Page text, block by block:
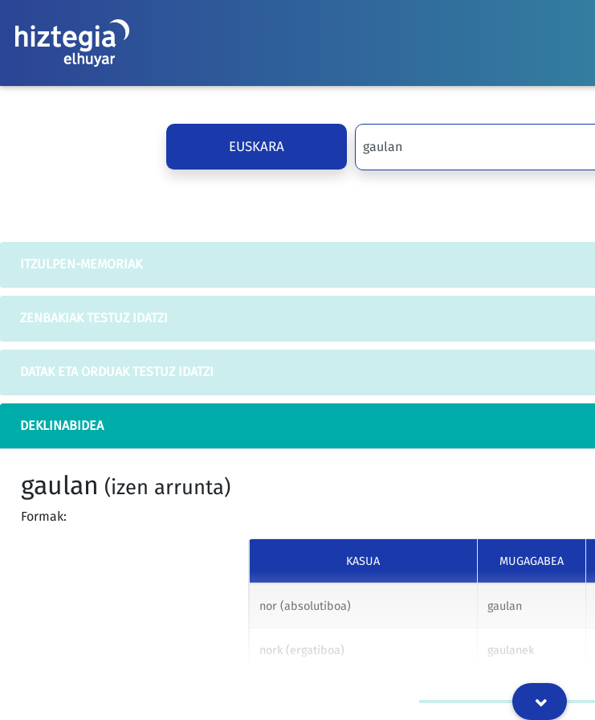
EUSKARA
ITZULPEN-MEMORIAK
ZENBAKIAK TESTUZ IDATZI
DATAK ETA ORDUAK TESTUZ IDATZI
DEKLINABIDEA
gaulan (izen arrunta)
Formak:
KASUA MUGAGABEA
nor (absolutiboa) gaulan
nork (ergatiboa) gaulanek
gaulani